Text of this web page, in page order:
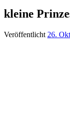
kleine
Veröffentlicht 26.